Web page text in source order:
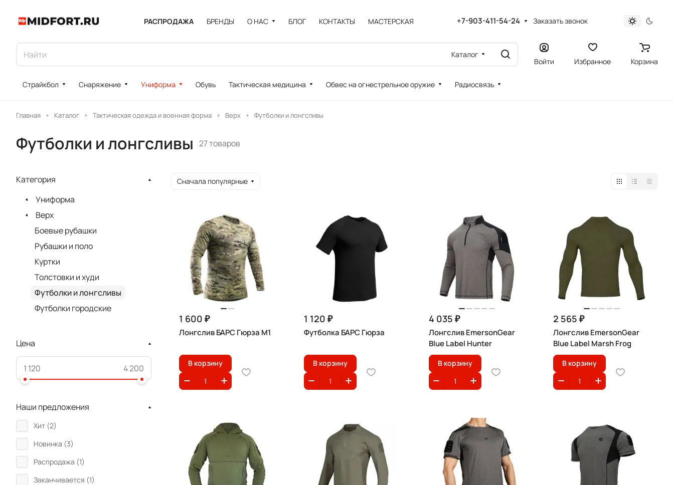
РАСПРОДАЖА БРЕНДЫ О НАС БЛОГ КОНТАКТЫ МАСТЕРСКАЯ +7-903-411-54-24 Заказать звонок
Каталог
Войти Избранное Корзина
Страйкбол Снаряжение Униформа Обувь Тактическая медицина Обвес на огнестрельное оружие Радиосвязь
Главная Каталог Тактическая одежда и военная форма Верх Футболки и лонгсливы
Футболки и лонгсливы 27 товаров
Сначала популярные
1 600 ₽
Лонгслив БАРС Гюрза М1
В корзину
1 120 ₽
Футболка БАРС Гюрза
В корзину
4 035 ₽
Лонгслив EmersonGear
Blue Label Hunter
В корзину
2 565 ₽
Лонгслив EmersonGear
Blue Label Marsh Frog
В корзину
Категория
Униформа
Верх
Боевые рубашки
Рубашки и поло
Куртки
Толстовки и худи
Футболки и лонгсливы
Футболки городские
Цена
Наши предложения
Хит (2)
Новинка (3)
Распродажа (1)
Заканчивается (1)